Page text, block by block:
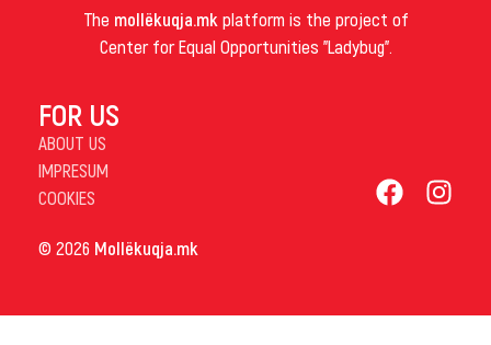
The mollëkuqja.mk platform is the project of
Center for Equal Opportunities "Ladybug".
FOR US
ABOUT US
IMPRESUM
COOKIES
© 2026 Mollëkuqja.mk